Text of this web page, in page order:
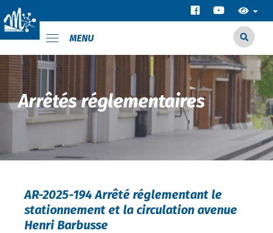
MENU
Arrêtés réglementaires
AR-2025-194 Arrêté réglementant le
stationnement et la circulation avenue
Henri Barbusse